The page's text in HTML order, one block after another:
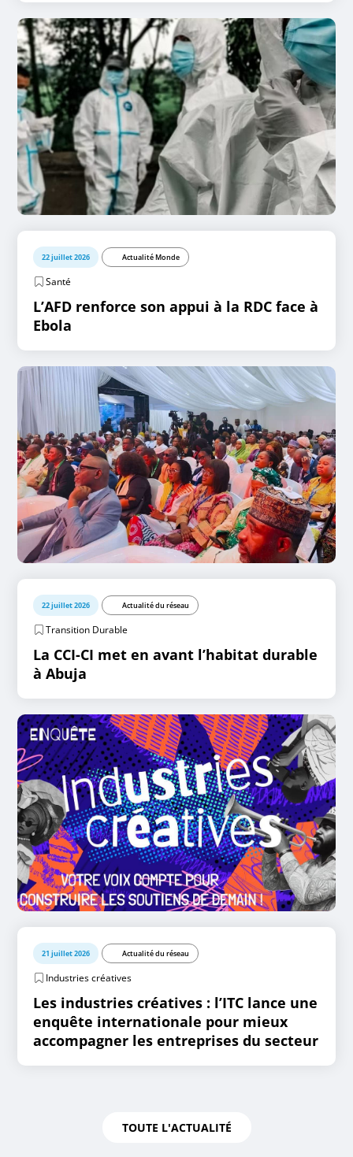
22 juillet 2026 Actualité Monde
Santé
L’AFD renforce son appui à la RDC face à
Ebola
22 juillet 2026 Actualité du réseau
Transition Durable
La CCI-CI met en avant l’habitat durable
à Abuja
21 juillet 2026 Actualité du réseau
Industries créatives
Les industries créatives : l’ITC lance une
enquête internationale pour mieux
accompagner les entreprises du secteur
TOUTE L'ACTUALITÉ